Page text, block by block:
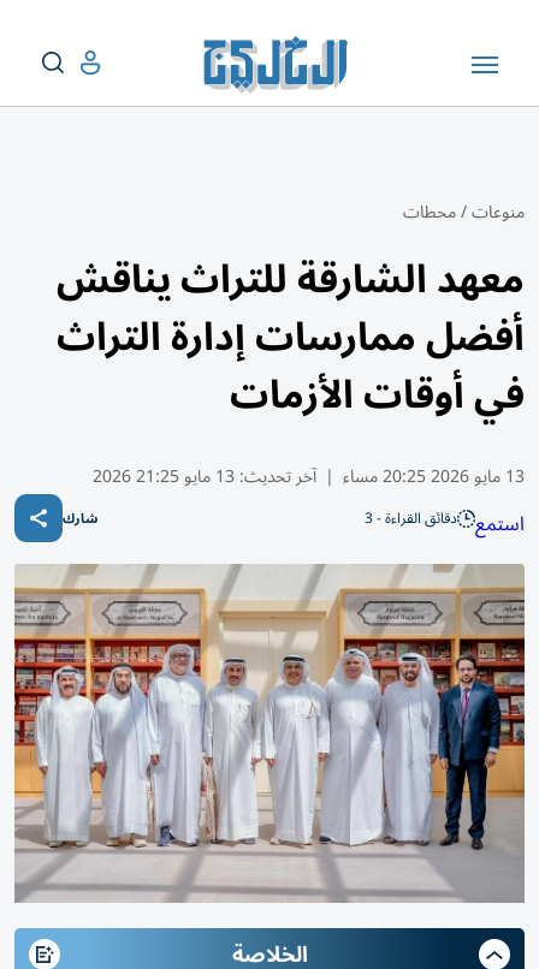
منوعات/محطات
معهد الشارقة للتراث يناقش
أفضل ممارسات إدارة التراث
في أوقات الأزمات
13 مايو 2026 20:25 مساء | آخر تحديث: 13 مايو 21:25 2026
استمع دقائق القراءة - 3 شارك
الخلاصة